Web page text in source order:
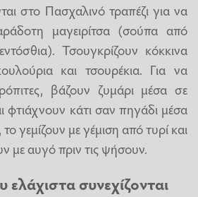
στο Πασχαλινό τραπέζι για να
μαγειρίτσα (σούπα από
Τσουγκρίζουν κόκκινα
και τσουρέκια. Για να
βάζουν ζυμάρι μέσα σε
φτιάχνουν κάτι σαν πηγάδι μέσα
γεμίζουν με γέμιση από τυρί και
με αυγό πριν τις ψήσουν.
συνεχίζονται